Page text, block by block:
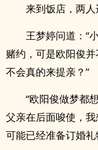
来到饭店，两人
王梦婷问道：“
赌约，可是欧阳俊
不会真的来提亲？”
“欧阳俊做梦都
父亲在后面唆使，
可能已经准备订婚礼